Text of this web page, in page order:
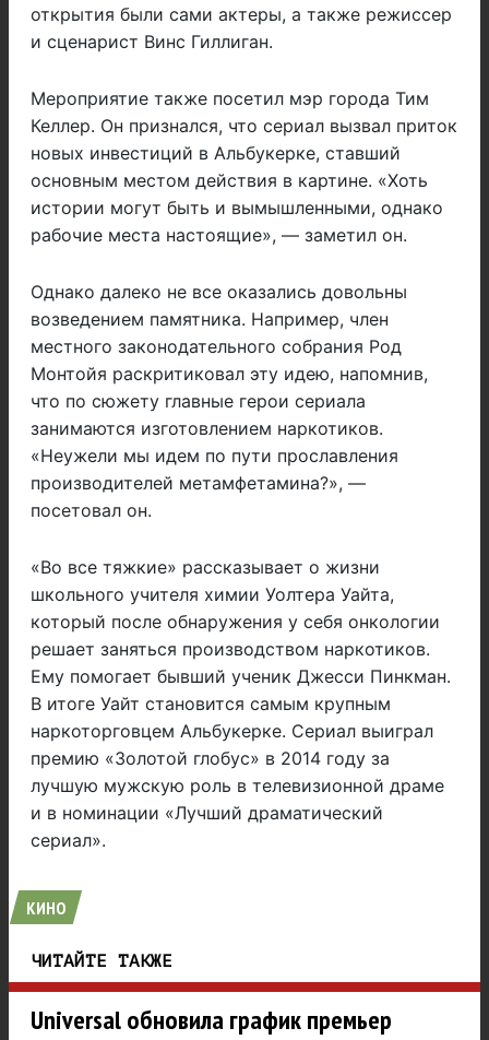
открытия были сами актеры, а также режиссер
и сценарист Винс Гиллиган.
Мероприятие также посетил мэр города Тим
Келлер. Он признался, что сериал вызвал приток
новых инвестиций в Альбукерке, ставший
основным местом действия в картине. «Хоть
истории могут быть и вымышленными, однако
рабочие места настоящие», — заметил он.
Однако далеко не все оказались довольны
возведением памятника. Например, член
местного законодательного собрания Род
Монтойя раскритиковал эту идею, напомнив,
что по сюжету главные герои сериала
занимаются изготовлением наркотиков.
«Неужели мы идем по пути прославления
производителей метамфетамина?», —
посетовал он.
«Во все тяжкие» рассказывает о жизни
школьного учителя химии Уолтера Уайта,
который после обнаружения у себя онкологии
решает заняться производством наркотиков.
Ему помогает бывший ученик Джесси Пинкман.
В итоге Уайт становится самым крупным
наркоторговцем Альбукерке. Сериал выиграл
премию «Золотой глобус» в 2014 году за
лучшую мужскую роль в телевизионной драме
и в номинации «Лучший драматический
сериал».
КИНО
ЧИТАЙТЕ ТАКЖЕ
Universal обновила график премьер